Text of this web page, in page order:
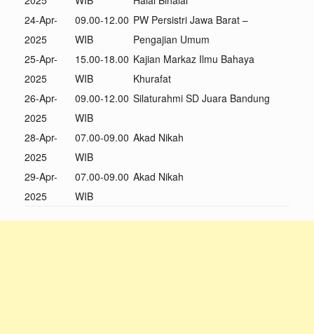
24-Apr-
2025
09.00-12.00
WIB
PW Persistri Jawa Barat –
Pengajian Umum
25-Apr-
2025
15.00-18.00
WIB
Kajian Markaz Ilmu Bahaya
Khurafat
26-Apr-
2025
09.00-12.00
WIB
Silaturahmi SD Juara Bandung
28-Apr-
2025
07.00-09.00
WIB
Akad Nikah
29-Apr-
2025
07.00-09.00
WIB
Akad Nikah